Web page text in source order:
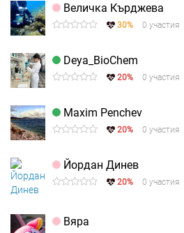
Величка Кърджева
30% 0 участия
Deya_BioChem
20% 0 участия
Maxim Penchev
20% 0 участия
Йордан Динев
20% 0 участия
Вяра